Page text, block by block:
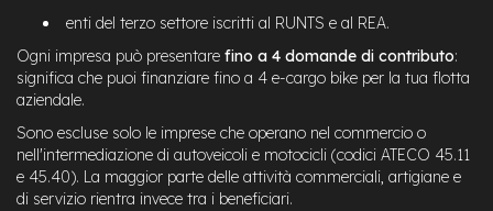
enti del terzo settore iscritti al RUNTS e al REA.
Ogni impresa può presentare fino a 4 domande di contributo:
significa che puoi finanziare fino a 4 e-cargo bike per la tua flotta
aziendale.
Sono escluse solo le imprese che operano nel commercio o
nell'intermediazione di autoveicoli e motocicli (codici ATECO 45.11
e 45.40). La maggior parte delle attività commerciali, artigiane e
di servizio rientra invece tra i beneficiari.